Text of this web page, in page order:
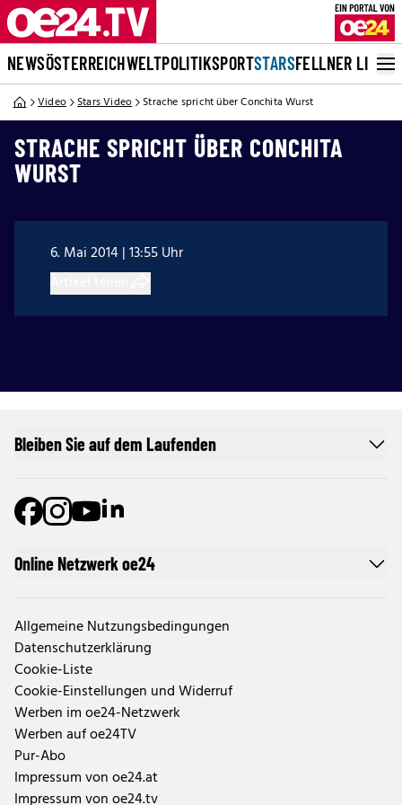
NEWSÖSTERREICHWELTPOLITIKSPORTSTARSFELLNER LIVE
Video Stars Video Strache spricht über Conchita Wurst
STRACHE SPRICHT ÜBER CONCHITA
WURST
6. Mai 2014 | 13:55 Uhr
Online Netzwerk oe24
Allgemeine Nutzungsbedingungen
Datenschutzerklärung
Cookie-Liste
Cookie-Einstellungen und Widerruf
Werben im oe24-Netzwerk
Werben auf oe24TV
Pur-Abo
Impressum von oe24.at
Impressum von oe24.tv
Bleiben Sie auf dem Laufenden